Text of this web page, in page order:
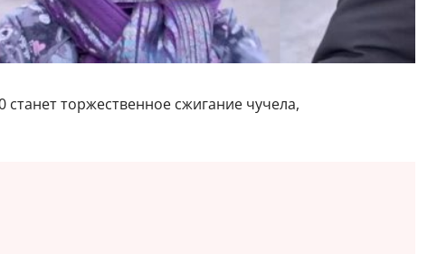
торжественное сжигание чучела,